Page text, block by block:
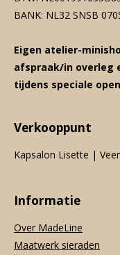
BANK: NL32 SNSB
Eigen atelier-
afspraak/in overleg
tijdens speciale
Verkooppunt
Kapsalon Lisette |
Informatie
Over MadeLine
Maatwerk sieraden